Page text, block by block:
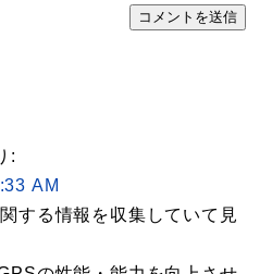
:
AM
する情報を収集していて見